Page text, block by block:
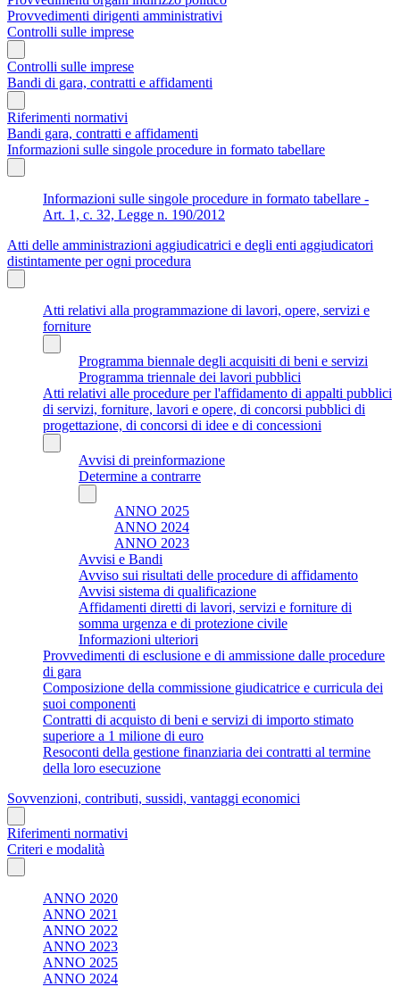
Provvedimenti dirigenti amministrativi
Controlli sulle imprese
Controlli sulle imprese
Bandi di gara, contratti e affidamenti
Riferimenti normativi
Bandi gara, contratti e affidamenti
Informazioni sulle singole procedure in formato tabellare
Informazioni sulle singole procedure in formato tabellare -
Art. 1, c. 32, Legge n. 190/2012
Atti delle amministrazioni aggiudicatrici e degli enti aggiudicatori
distintamente per ogni procedura
Atti relativi alla programmazione di lavori, opere, servizi e
forniture
Programma biennale degli acquisiti di beni e servizi
Programma triennale dei lavori pubblici
Atti relativi alle procedure per l'affidamento di appalti pubblici
di servizi, forniture, lavori e opere, di concorsi pubblici di
progettazione, di concorsi di idee e di concessioni
Avvisi di preinformazione
Determine a contrarre
ANNO 2025
ANNO 2024
ANNO 2023
Avvisi e Bandi
Avviso sui risultati delle procedure di affidamento
Avvisi sistema di qualificazione
Affidamenti diretti di lavori, servizi e forniture di
somma urgenza e di protezione civile
Informazioni ulteriori
Provvedimenti di esclusione e di ammissione dalle procedure
di gara
Composizione della commissione giudicatrice e curricula dei
suoi componenti
Contratti di acquisto di beni e servizi di importo stimato
superiore a 1 milione di euro
Resoconti della gestione finanziaria dei contratti al termine
della loro esecuzione
Sovvenzioni, contributi, sussidi, vantaggi economici
Riferimenti normativi
Criteri e modalità
ANNO 2020
ANNO 2021
ANNO 2022
ANNO 2023
ANNO 2025
ANNO 2024